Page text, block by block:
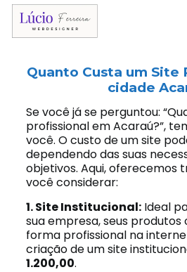
Quanto Custa um Site
cidade
Se você já se perguntou:
profissional em Acaraú?”,
você. O custo de um site
dependendo das suas
objetivos. Aqui, oferecemos
você considerar:
1. Site Institucional:Ideal
sua empresa, seus produtos
forma profissional na
criação de um site
1.200,00.